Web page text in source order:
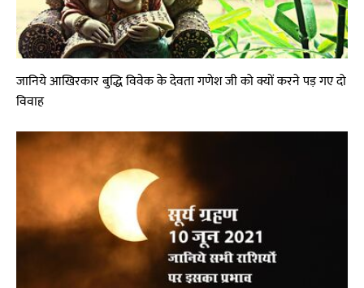
जानिये आखिरकार बुद्धि विवेक के देवता गणेश जी को क्यों करने पड़ गए दो
विवाह